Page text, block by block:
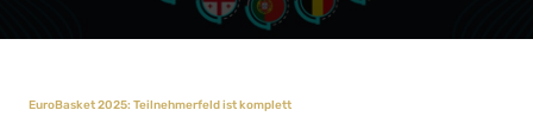
EuroBasket 2025: Teilnehmerfeld ist komplett